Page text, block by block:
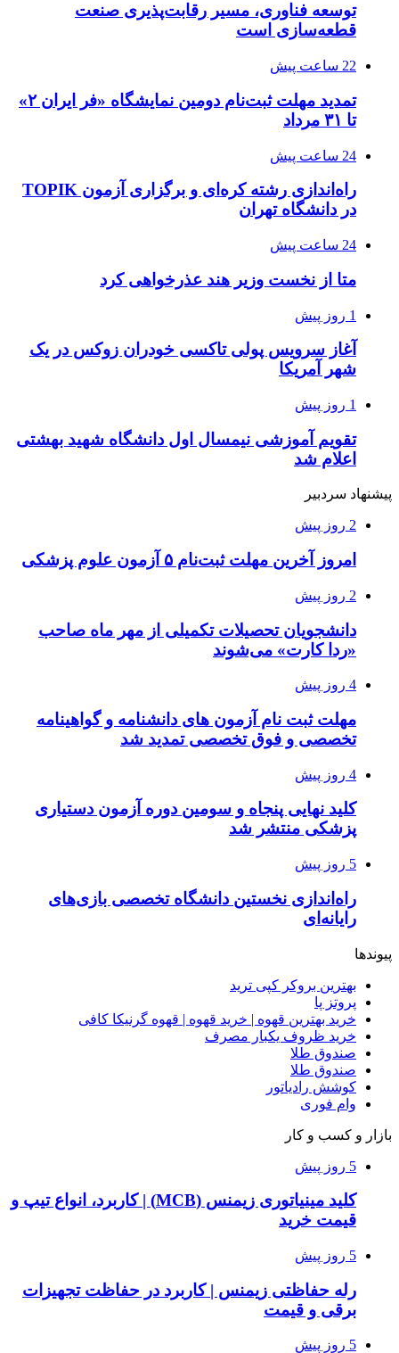
توسعه فناوری، مسیر رقابت‌پذیری صنعت
قطعه‌سازی است
22 ساعت پیش
تمدید مهلت ثبت‌نام دومین نمایشگاه «فر ایران ۲»
تا ۳۱ مرداد
24 ساعت پیش
راه‌اندازی رشته کره‌ای و برگزاری آزمون TOPIK
در دانشگاه تهران
24 ساعت پیش
متا از نخست وزیر هند عذرخواهی کرد
1 روز پیش
آغاز سرویس پولی تاکسی خودران زوکس در یک
شهر آمریکا
1 روز پیش
تقویم آموزشی نیمسال اول دانشگاه شهید بهشتی
اعلام شد
پیشنهاد سردبیر
2 روز پیش
امروز آخرین مهلت ثبت‌نام ۵ آزمون علوم پزشکی
2 روز پیش
دانشجویان تحصیلات تکمیلی از مهر ماه صاحب
«ردا کارت» می‌شوند
4 روز پیش
مهلت ثبت نام آزمون های دانشنامه و گواهینامه
تخصصی و فوق تخصصی تمدید شد
4 روز پیش
کلید نهایی پنجاه و سومین دوره آزمون دستیاری
پزشکی منتشر شد
5 روز پیش
راه‌اندازی نخستین دانشگاه تخصصی بازی‌های
رایانه‌ای
پیوندها
بهترین بروکر کپی ترید
پروتز پا
خرید بهترین قهوه | خرید قهوه | قهوه گرنیکا کافی
خرید ظروف یکبار مصرف
صندوق طلا
صندوق طلا
کوشش رادیاتور
وام فوری
بازار و کسب و کار
5 روز پیش
کلید مینیاتوری زیمنس (MCB) | کاربرد، انواع تیپ و
قیمت خرید
5 روز پیش
رله حفاظتی زیمنس | کاربرد در حفاظت تجهیزات
برقی و قیمت
5 روز پیش